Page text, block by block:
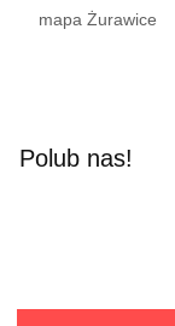
mapa Żurawice
Polub nas!